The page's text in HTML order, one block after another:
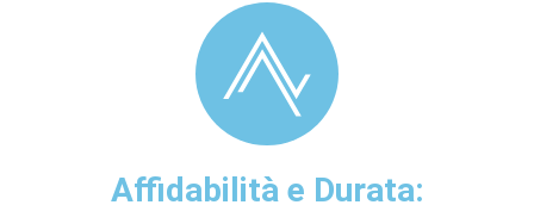
Affidabilità e Durata: